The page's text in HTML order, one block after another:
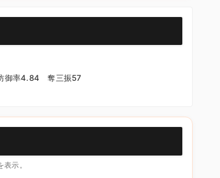
率4.84 奪三振57
示。